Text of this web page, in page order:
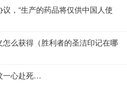
，“生产的药品将仅供中国人使
么获得（胜利者的圣洁印记在哪
一心赴死…